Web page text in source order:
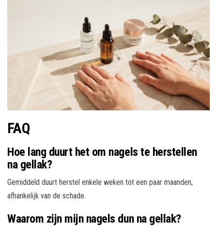
FAQ
Hoe lang duurt het om nagels te herstellen
na gellak?
Gemiddeld duurt herstel enkele weken tot een paar maanden,
afhankelijk van de schade.
Waarom zijn mijn nagels dun na gellak?